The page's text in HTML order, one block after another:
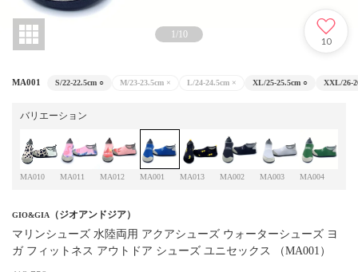
1/10
10
MA001 S/22-22.5cm ○ M/23-23.5cm × L/24-24.5cm × XL/25-25.5cm ○ XXL/26-
バリエーション
MA010 MA011 MA012 MA001 MA013 MA002 MA003 MA004
GIO&GIA （ジオアンドジア）
マリンシューズ 水陸両用 アクアシューズ ウォーターシューズ ヨ
ガ フィットネス アウトドア シューズ ユニセックス （MA001）